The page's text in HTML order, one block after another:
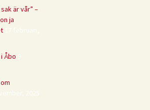
är vår” –
ja
17 februari,
Åbo 9
2025